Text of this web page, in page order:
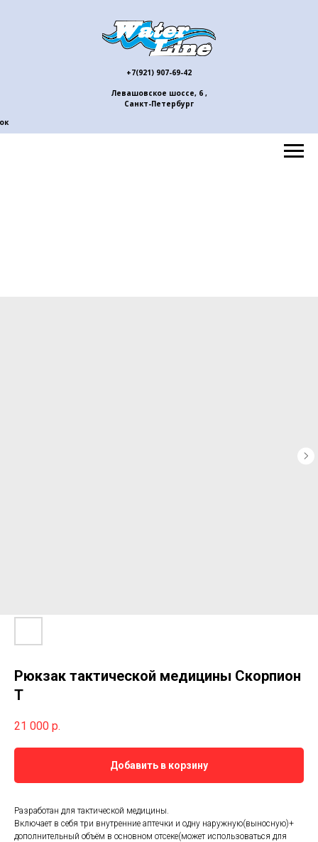
Левашовское шоссе, 6 ,
Санкт-Петербург
+7(921) 907-69-42
Рюкзак тактической медицины Скорпион
Т
21 000 р.
Добавить в корзину
Разработан для тактической медицины.
Включает в себя три внутренние аптечки и одну наружную(выносную)+
дополнительный объём в основном отсеке(может использоваться для